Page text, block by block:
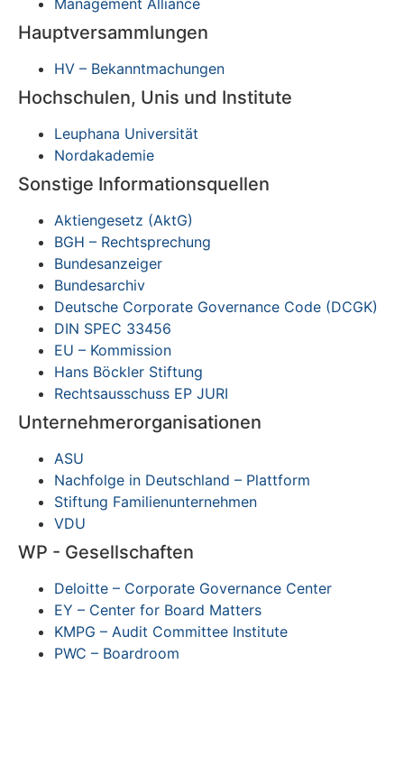
Hauptversammlungen
HV – Bekanntmachungen
Hochschulen, Unis und Institute
Leuphana Universität
Nordakademie
Sonstige Informationsquellen
Aktiengesetz (AktG)
BGH – Rechtsprechung
Bundesanzeiger
Bundesarchiv
Deutsche Corporate Governance Code (DCGK)
DIN SPEC 33456
EU – Kommission
Hans Böckler Stiftung
Rechtsausschuss EP JURI
Unternehmerorganisationen
ASU
Nachfolge in Deutschland – Plattform
Stiftung Familienunternehmen
VDU
WP - Gesellschaften
Deloitte – Corporate Governance Center
EY – Center for Board Matters
KMPG – Audit Committee Institute
PWC – Boardroom